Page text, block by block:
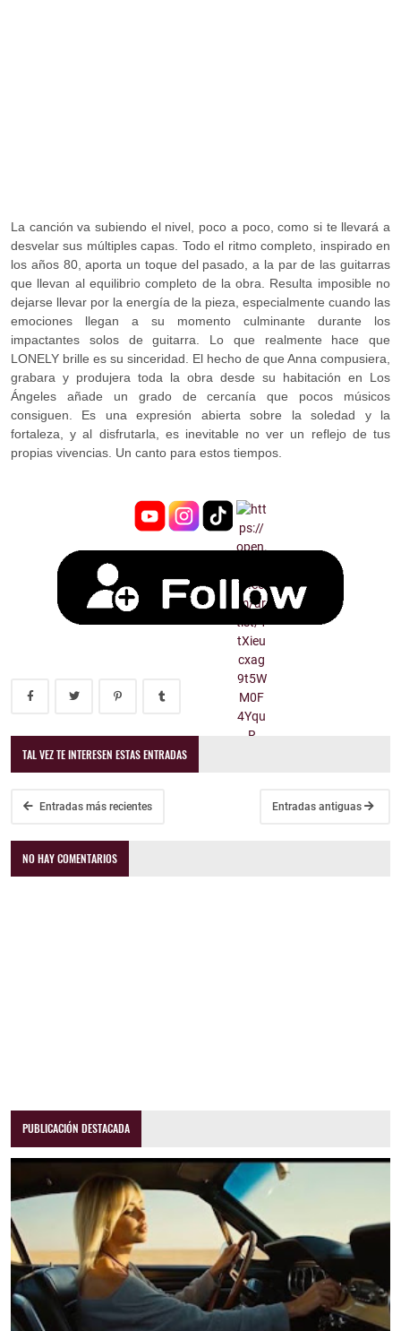
La canción va subiendo el nivel, poco a poco, como si te llevará a
desvelar sus múltiples capas. Todo el ritmo completo, inspirado en
los años 80, aporta un toque del pasado, a la par de las guitarras
que llevan al equilibrio completo de la obra. Resulta imposible no
dejarse llevar por la energía de la pieza, especialmente cuando las
emociones llegan a su momento culminante durante los
impactantes solos de guitarra. Lo que realmente hace que
LONELY brille es su sinceridad. El hecho de que Anna compusiera,
grabara y produjera toda la obra desde su habitación en Los
Ángeles añade un grado de cercanía que pocos músicos
consiguen. Es una expresión abierta sobre la soledad y la
fortaleza, y al disfrutarla, es inevitable no ver un reflejo de tus
propias vivencias. Un canto para estos tiempos.
TAL VEZ TE INTERESEN ESTAS ENTRADAS
Entradas más recientes Entradas antiguas
NO HAY COMENTARIOS
PUBLICACIÓN DESTACADA